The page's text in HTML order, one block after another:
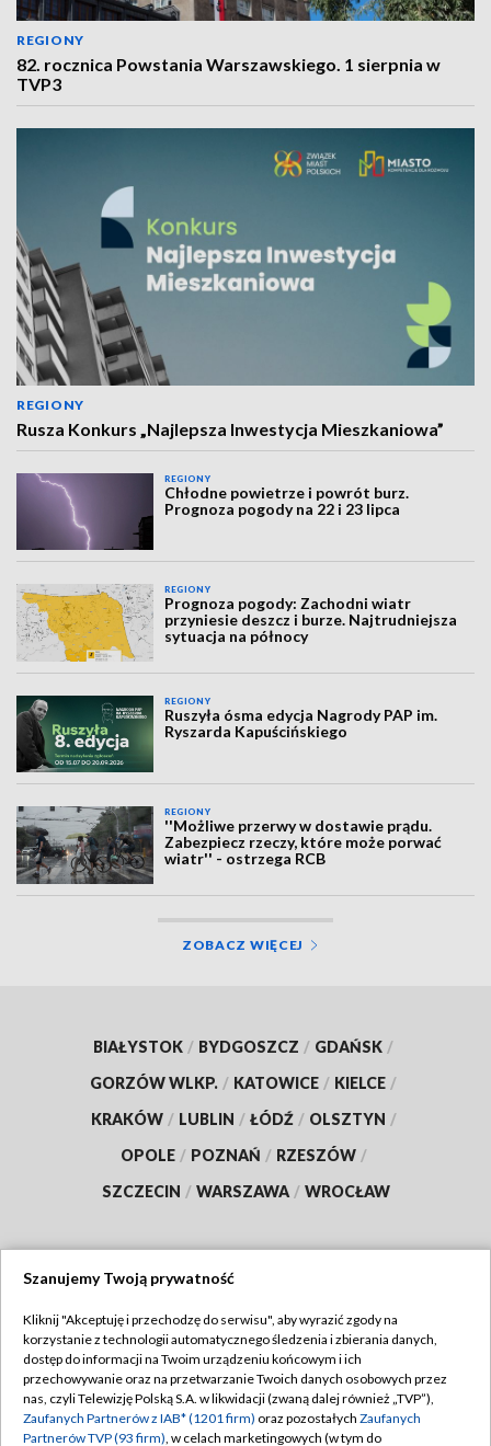
REGIONY
82. rocznica Powstania Warszawskiego. 1 sierpnia w
TVP3
REGIONY
Rusza Konkurs „Najlepsza Inwestycja Mieszkaniowa”
REGIONY
Chłodne powietrze i powrót burz.
Prognoza pogody na 22 i 23 lipca
REGIONY
Prognoza pogody: Zachodni wiatr
przyniesie deszcz i burze. Najtrudniejsza
sytuacja na północy
REGIONY
Ruszyła ósma edycja Nagrody PAP im.
Ryszarda Kapuścińskiego
REGIONY
''Możliwe przerwy w dostawie prądu.
Zabezpiecz rzeczy, które może porwać
wiatr'' - ostrzega RCB
ZOBACZ WIĘCEJ
BIAŁYSTOK / BYDGOSZCZ / GDAŃSK /
GORZÓW WLKP. / KATOWICE / KIELCE /
KRAKÓW / LUBLIN / ŁÓDŹ / OLSZTYN /
OPOLE / POZNAŃ / RZESZÓW /
SZCZECIN / WARSZAWA / WROCŁAW
TVP
Abonament TVP
Emisja w TVP
Regulamin TVP
Polityka prywatności
Szanujemy Twoją prywatność
Kliknij "Akceptuję i przechodzę do serwisu", aby wyrazić zgody na
korzystanie z technologii automatycznego śledzenia i zbierania danych,
dostęp do informacji na Twoim urządzeniu końcowym i ich
przechowywanie oraz na przetwarzanie Twoich danych osobowych przez
nas, czyli Telewizję Polską S.A. w likwidacji (zwaną dalej również „TVP”),
Zaufanych Partnerów z IAB* (1201 firm) oraz pozostałych Zaufanych
Partnerów TVP (93 firm), w celach marketingowych (w tym do